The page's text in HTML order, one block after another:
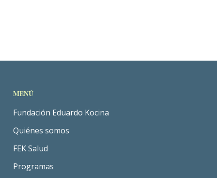
MENÚ
Fundación Eduardo Kocina
Quiénes somos
FEK Salud
Programas